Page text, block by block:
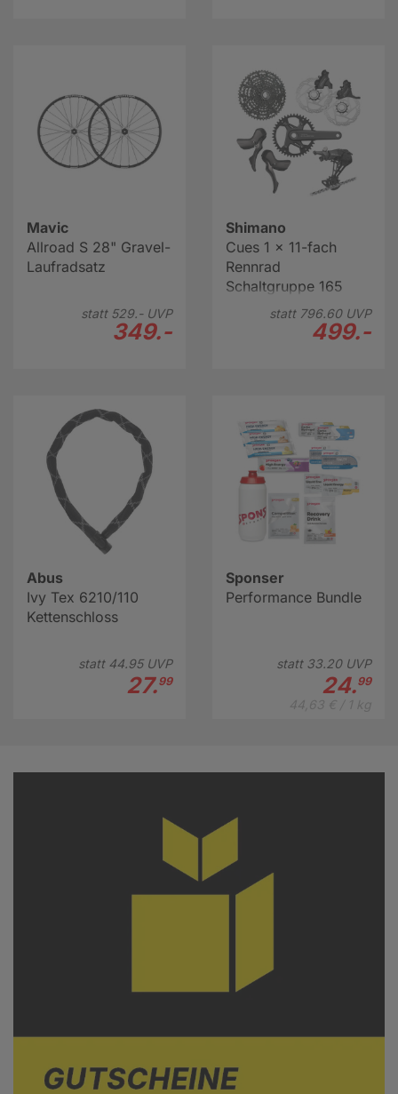
Mavic
Allroad S 28" Gravel-
Laufradsatz
statt 529.-UVP
349.-
Shimano
Cues 1 x 11-fach
Rennrad
Schaltgruppe 165
mm | 40 Z
statt 796.60UVP
499.-
Abus
Ivy Tex 6210/110
Kettenschloss
statt 44.95UVP
27.99
Sponser
Performance Bundle
statt 33.20UVP
24.99